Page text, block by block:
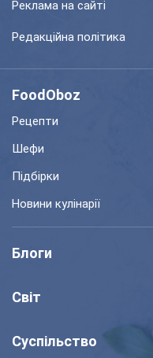
Реклама на сайті
Редакційна політика
FoodOboz
Рецепти
Шефи
Підбірки
Новини кулінарії
Блоги
Світ
Суспільство